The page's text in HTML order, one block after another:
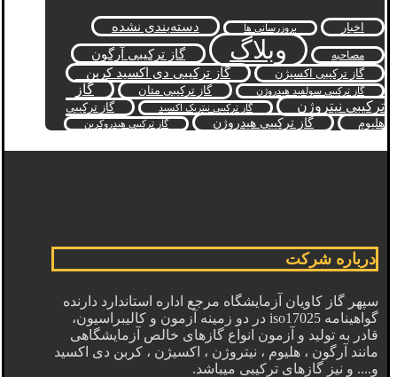
اخبار بروزرسانی ها دسته‌بندی نشده
مصاحبه وبلاگ گاز ترکیبی آرگون
گاز ترکیبی اکسیژن گاز ترکیبی دی اکسید کربن
گاز ترکیبی سولفید هیدروژن گاز ترکیبی متان
گاز
ترکیبی نیتروژن
گاز ترکیبی نیتریک اکسید
گاز ترکیبی
هلیوم
گاز ترکیبی هیدروژن گاز ترکیبی هیدروکربن
درباره شرکت
سپهر گاز کاویان آزمایشگاه مرجع اداره استاندارد دارنده
گواهینامه iso17025 در دو زمینه آزمون و کالیبراسیون،
قادر به تولید و آزمون انواع گازهای خالص آزمایشگاهی
مانند آرگون ، هلیوم ، نیتروژن ، اکسیژن ، کربن دی اکسید
و.... و نیز گازهای ترکیبی میباشد.